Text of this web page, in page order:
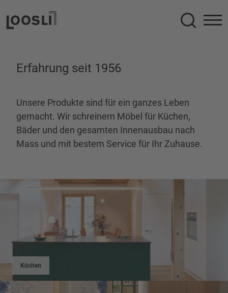
Suche
Erfahrung seit 1956
Unsere Produkte sind für ein ganzes Leben
gemacht. Wir schreinern Möbel für Küchen,
Bäder und den gesamten Innenausbau nach
Mass und mit bestem Service für Ihr Zuhause.
Küchen